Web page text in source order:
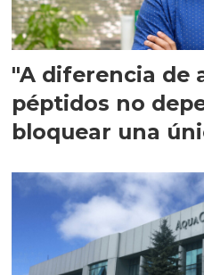
"A diferencia de
péptidos no
bloquear una